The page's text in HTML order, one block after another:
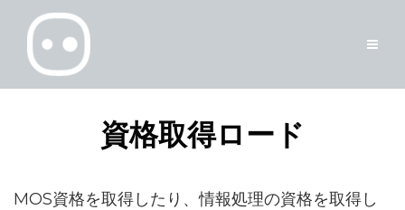
資格取得ロード
MOS資格を取得したり、情報処理の資格を取得し